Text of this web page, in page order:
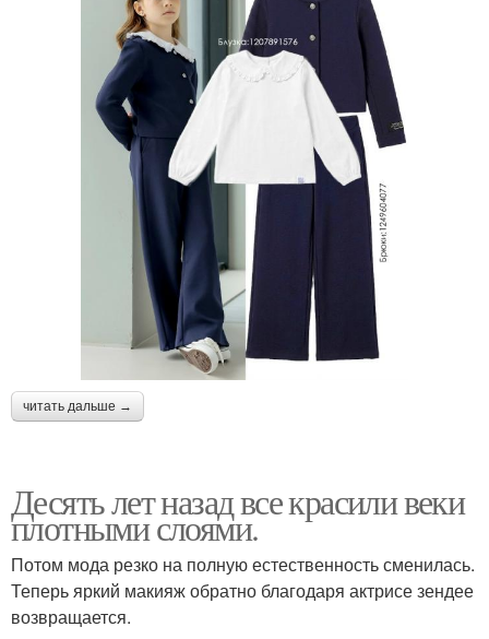
читать дальше →
Десять лет назад все красили веки
плотными слоями.
Потом мода резко на полную естественность сменилась.
Теперь яркий макияж обратно благодаря актрисе зендее
возвращается.